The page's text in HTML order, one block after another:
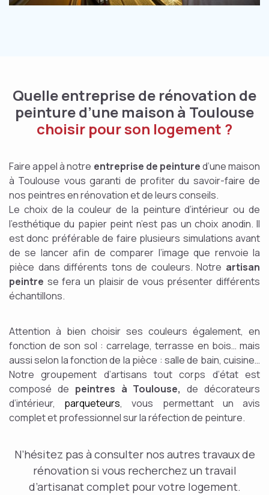
Quelle entreprise de rénovation de
peinture d’une maison à Toulouse
choisir pour son logement ?
Faire appel à notre entreprise de peintured’une maison
à Toulouse vous garanti de profiter du savoir-faire de
nos peintres en rénovation et de leurs conseils.
Le choix de la couleur de la peinture d’intérieur ou de
l’esthétique du papier peint n’est pas un choix anodin. Il
est donc préférable de faire plusieurs simulations avant
de se lancer afin de comparer l’image que renvoie la
pièce dans différents tons de couleurs. Notre artisan
peintre se fera un plaisir de vous présenter différents
échantillons.
Attention à bien choisir ses couleurs également, en
fonction de son sol : carrelage, terrasse en bois… mais
aussi selon la fonction de la pièce : salle de bain, cuisine…
Notre groupement d’artisans tout corps d’état est
composé de peintres à Toulouse,de décorateurs
d’intérieur, parqueteurs, vous permettant un avis
complet et professionnel sur la réfection de peinture.
N’hésitez pas à consulter nos autres travaux de
rénovation si vous recherchez un travail
d’artisanat complet pour votre logement.